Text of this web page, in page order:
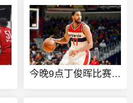
今晚9点丁俊晖比赛直播免费